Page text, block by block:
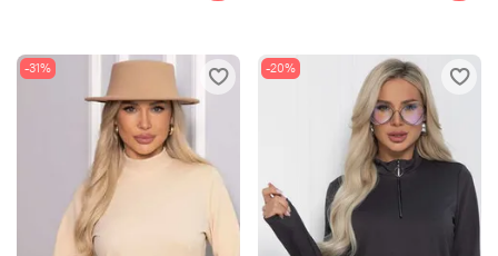
-31% -20%